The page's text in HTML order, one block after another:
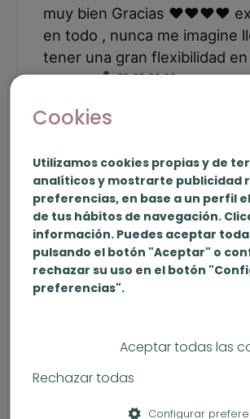
Cookies
Utilizamos cookies propias y de
analíticos y mostrarte publicidad
preferencias, en base a un perfil
de tus hábitos de navegación.
información. Puedes aceptar
pulsando el botón "Aceptar" o
rechazar su uso en el botón
preferencias".
Aceptar todas las
Rechazar todas
Configurar